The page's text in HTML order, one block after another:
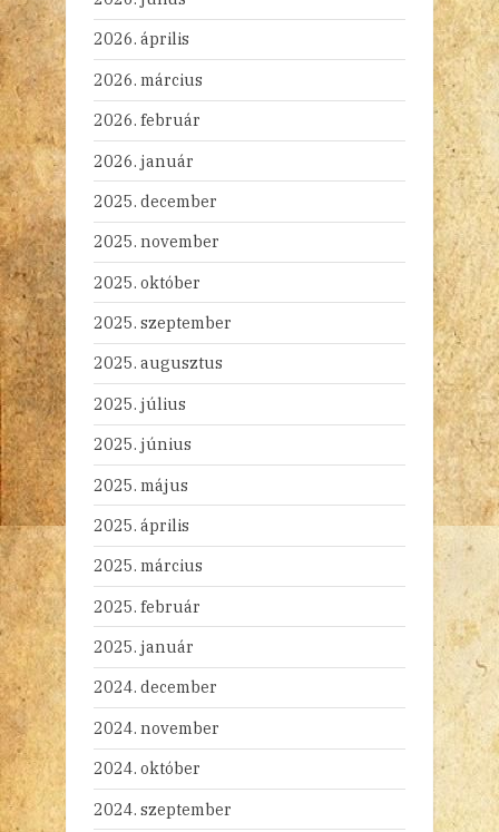
2026. április
2026. március
2026. február
2026. január
2025. december
2025. november
2025. október
2025. szeptember
2025. augusztus
2025. július
2025. június
2025. május
2025. április
2025. március
2025. február
2025. január
2024. december
2024. november
2024. október
2024. szeptember